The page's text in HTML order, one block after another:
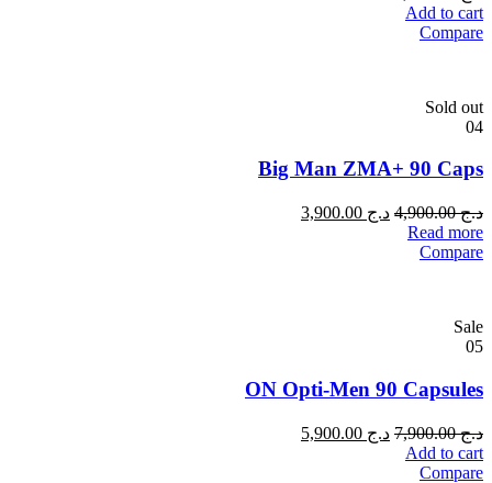
Add to cart
Compare
Sold out
04
Big Man ZMA+ 90 Caps
د.ج4,900.00 د.ج
Read more
Compare
Sale
05
ON Opti-Men 90 Capsules
د.ج7,900.00 د.ج
Add to cart
Compare